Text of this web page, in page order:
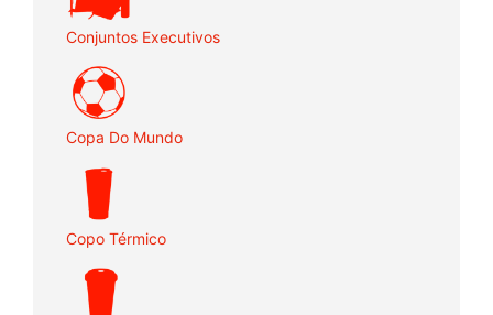
Conjuntos Executivos
Copa Do Mundo
Copo Térmico